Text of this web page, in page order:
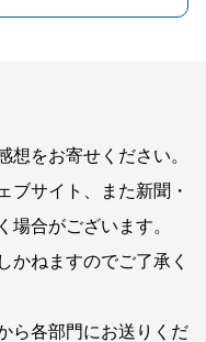
想をお寄せください。
ブサイト、また新聞・
場合がございます。
かねますのでご了承く
ら各部門にお送りくだ